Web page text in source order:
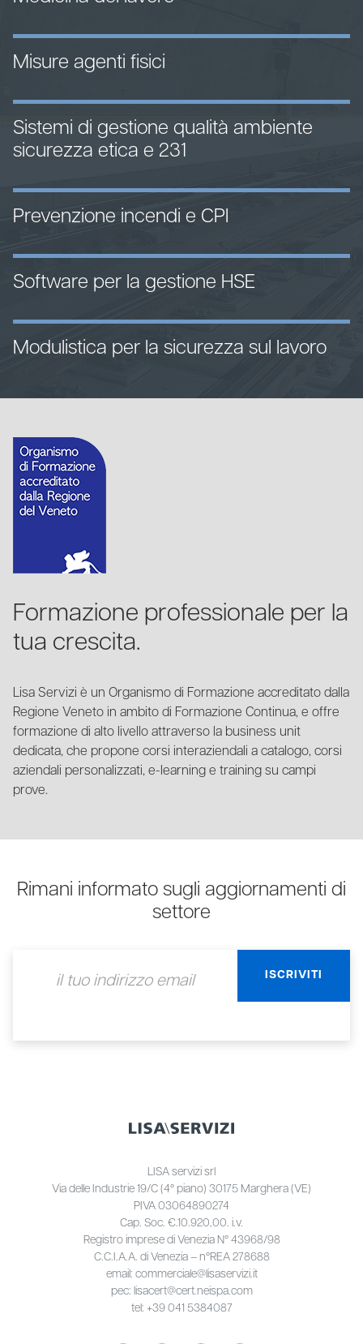
Misure agenti fisici
Sistemi di gestione qualità ambiente
sicurezza etica e 231
Prevenzione incendi e CPI
Software per la gestione HSE
Modulistica per la sicurezza sul lavoro
Formazione professionale per la
tua crescita.
Lisa Servizi è un Organismo di Formazione accreditato dalla
Regione Veneto in ambito di Formazione Continua, e offre
formazione di alto livello attraverso la business unit
dedicata, che propone corsi interaziendali a catalogo, corsi
aziendali personalizzati, e-learning e training su campi
prove.
Rimani informato sugli aggiornamenti di
settore
LISA servizi srl
Via delle Industrie 19/C (4° piano) 30175 Marghera (VE)
PIVA 03064890274
Cap. Soc. €.10.920,00. i.v.
Registro imprese di Venezia N° 43968/98
C.C.I.A.A. di Venezia – n°REA 278688
email: commerciale@lisaservizi.it
pec: lisacert@cert.neispa.com
tel: +39 041 5384087